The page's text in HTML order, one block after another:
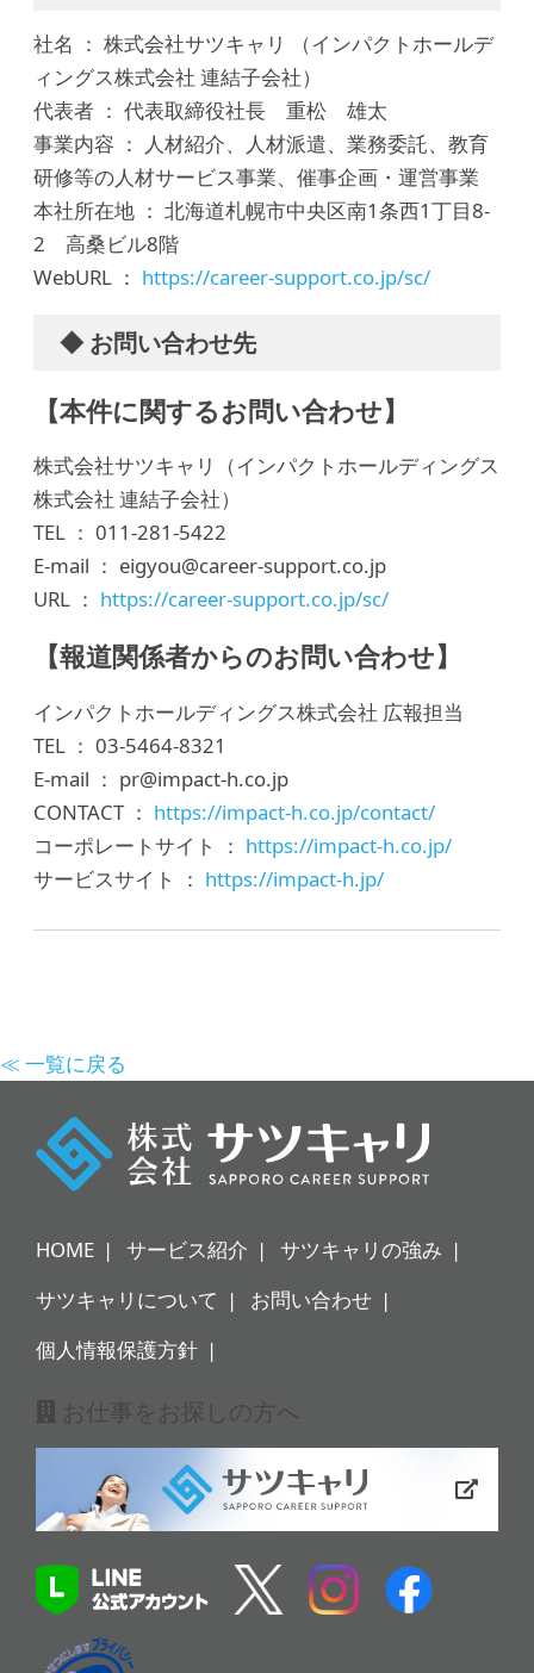
社名 ： 株式会社サツキャリ （インパクトホールデ
ィングス株式会社 連結子会社）
代表者 ： 代表取締役社長 重松 雄太
事業内容 ： 人材紹介、人材派遣、業務委託、教育
研修等の人材サービス事業、催事企画・運営事業
本社所在地 ： 北海道札幌市中央区南1条西1丁目8-
2 高桑ビル8階
WebURL ： https://career-support.co.jp/sc/
◆ お問い合わせ先
【本件に関するお問い合わせ】
株式会社サツキャリ（インパクトホールディングス
株式会社 連結子会社）
TEL ： 011-281-5422
E-mail ： eigyou@career-support.co.jp
URL ： https://career-support.co.jp/sc/
【報道関係者からのお問い合わせ】
インパクトホールディングス株式会社 広報担当
TEL ： 03-5464-8321
E-mail ： pr@impact-h.co.jp
CONTACT ： https://impact-h.co.jp/contact/
コーポレートサイト ： https://impact-h.co.jp/
サービスサイト ： https://impact-h.jp/
≪ 一覧に戻る
HOME サービス紹介
サツキャリの強み
サツキャリについて
お問い合わせ
個人情報保護方針
お仕事をお探しの方へ